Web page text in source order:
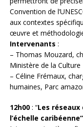
Convention de
aux contextes
œuvre et
Intervenants :
– Thomas Mouzard,
Ministère de la Culture
– Céline Frémaux,
humaines, Parc
12h00 : “Les
l’échelle caribéenne”